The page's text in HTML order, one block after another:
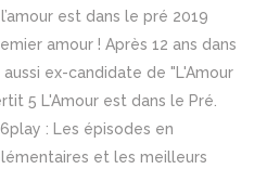
est dans le pré 2019
amour ! Après 12 ans dans
ex-candidate de "L'Amour
5 L'Amour est dans le Pré.
: Les épisodes en
et les meilleurs